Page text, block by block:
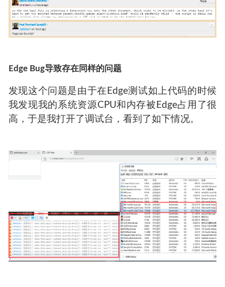
Edge Bug导致存在同样的问题
发现这个问题是由于在Edge测试如上代码的时候
我发现我的系统资源CPU和内存被Edge占用了很
高，于是我打开了调试台，看到了如下情况。